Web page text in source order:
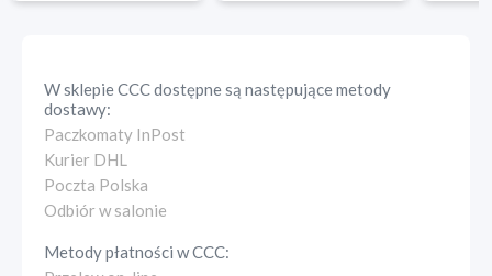
W sklepieCCCdostępne są następujące metody
dostawy:
Paczkomaty InPost
Kurier DHL
Poczta Polska
Odbiór w salonie
Metody płatności wCCC: